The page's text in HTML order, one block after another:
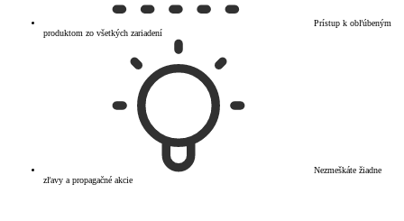
Prístup k obľúbeným
produktom zo všetkých zariadení
Nezmeškáte žiadne
zľavy a propagačné akcie